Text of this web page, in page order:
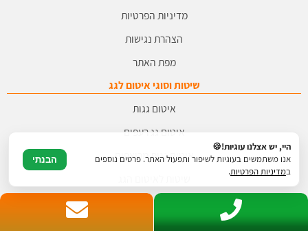
מדיניות הפרטיות
הצהרת נגישות
מפת האתר
שיטות וסוגי איטום לגג
איטום גגות
איטום גג רעפים
איטום גגות מרוצפים
זיפות גגות
יריעות ביטומניות
היי, יש אצלנו עוגיות!🍪
אנו משתמשים בעוגיות לשיפור ותפעול האתר. פרטים נוספים
במדיניות הפרטיות.
הבנתי